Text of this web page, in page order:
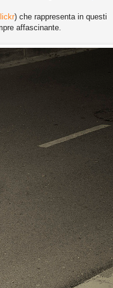
) che rappresenta in questi
affascinante.